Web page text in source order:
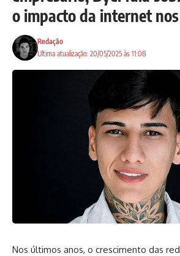
o impacto da internet
Ultima atualização: 20/05/2025 às 11:08
Redação
Nos últimos anos, o crescimento das